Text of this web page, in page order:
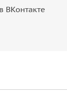
ВКонтакте